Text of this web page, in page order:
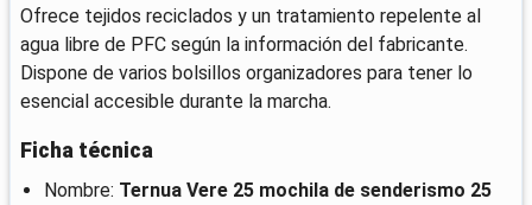
Ofrece tejidos reciclados y un tratamiento repelente al
agua libre de PFC según la información del fabricante.
Dispone de varios bolsillos organizadores para tener lo
esencial accesible durante la marcha.
Ficha técnica
Nombre: Ternua Vere 25 mochila de senderismo 25